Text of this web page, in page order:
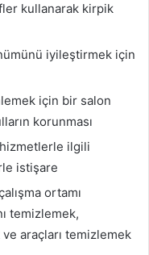
kullanarak kirpik
iyileştirmek için
için bir salon
korunması
ilgili
istişare
ortamı
temizlemek,
araçları temizlemek